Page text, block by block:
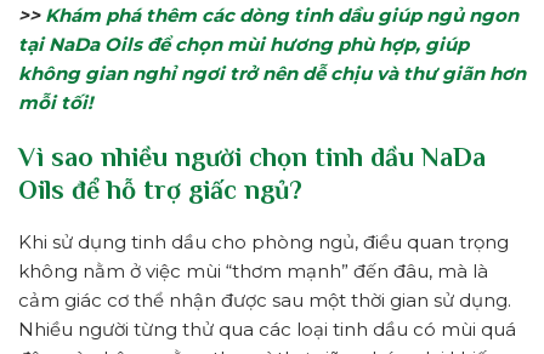
>> Khám phá thêm các dòng tinh dầu giúp ngủ ngon
tại NaDa Oils để chọn mùi hương phù hợp, giúp
không gian nghỉ ngơi trở nên dễ chịu và thư giãn hơn
mỗi tối!
Vì sao nhiều người chọn tinh dầu NaDa
Oils để hỗ trợ giấc ngủ?
Khi sử dụng tinh dầu cho phòng ngủ, điều quan trọng
không nằm ở việc mùi “thơm mạnh” đến đâu, mà là
cảm giác cơ thể nhận được sau một thời gian sử dụng.
Nhiều người từng thử qua các loại tinh dầu có mùi quá